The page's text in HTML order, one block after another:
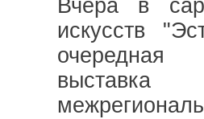
Вчера в
искусств
очередная